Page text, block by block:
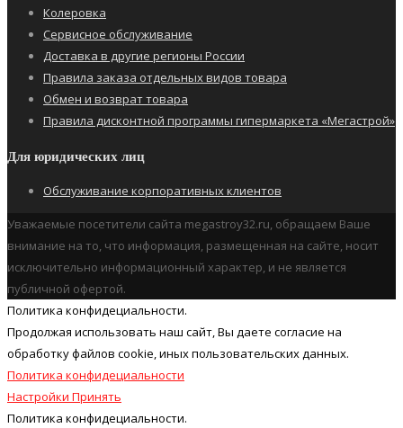
Колеровка
Сервисное обслуживание
Доставка в другие регионы России
Правила заказа отдельных видов товара
Обмен и возврат товара
Правила дисконтной программы гипермаркета «Мегастрой»
Для юридических лиц
Обслуживание корпоративных клиентов
Уважаемые посетители сайта megastroy32.ru, обращаем Ваше
внимание на то, что информация, размещенная на сайте, носит
исключительно информационный характер, и не является
публичной офертой.
Политика конфидециальности.
Продолжая использовать наш cайт, Вы даете согласие на
обработку файлов cookie, иных пользовательских данных.
Политика конфидециальности
Настройки Принять
Политика конфидециальности.